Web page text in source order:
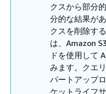
クスから部分
分的な結果が
クスを削除す
は、Amazon
ドを使用して
みます。クエ
パートアップ
ケットライフ